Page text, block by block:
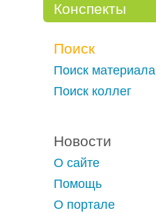
Конспекты
Поиск
Поиск материала
Поиск коллег
Новости
О сайте
Помощь
О портале